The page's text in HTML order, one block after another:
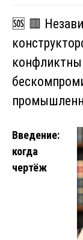
🆘 🟥
Введение:
когда
чертёж